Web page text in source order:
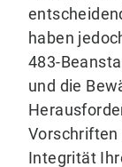
haben
483-
und die
Vorschriften
Integrität